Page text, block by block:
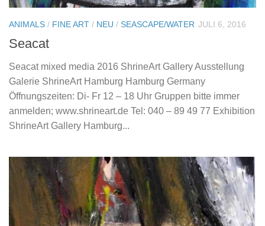
ANIMALS / FINE ART / NEU / SEASCAPE/WATER JULI 6, 2016
Seacat
Seacat mixed media 2016 ShrineArt Gallery Ausstellung
Galerie ShrineArt Hamburg Hamburg Germany
Öffnungszeiten: Di- Fr 12 – 18 Uhr Gruppen bitte immer
anmelden; www.shrineart.de Tel: 040 – 89 49 77 Exhibition
ShrineArt Gallery Hamburg...